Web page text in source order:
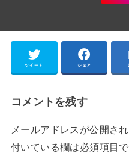
ツイート シェア
コメントを残す
メールアドレスが公開さ
付いている欄は必須項目